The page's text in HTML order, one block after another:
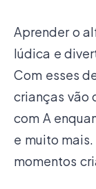
Aprender o
lúdica e
Com esses
crianças vão
com A
e muito
momentos